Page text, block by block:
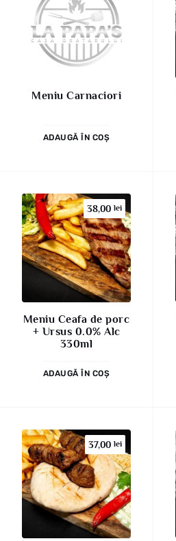
Meniu Carnaciori
ADAUGĂ ÎN COȘ
38,00lei
Meniu Ceafa de porc
+ Ursus 0.0% Alc
330ml
ADAUGĂ ÎN COȘ
37,00lei